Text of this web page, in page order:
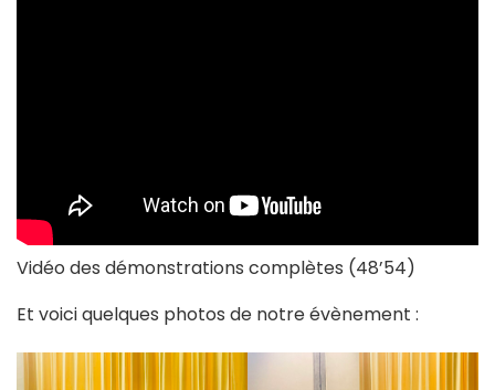
Vidéo des démonstrations complètes (48’54)
Et voici quelques photos de notre évènement :